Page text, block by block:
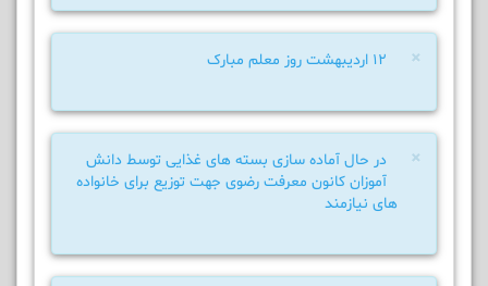
× 12 اردیبهشت روز معلم مبارک
×
در حال آماده سازی بسته های غذایی توسط دانش
آموزان کانون معرفت رضوی جهت توزیع برای خانواده
های نیازمند